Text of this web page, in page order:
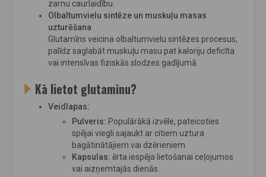
zarnu caurlaidību.
Olbaltumvielu sintēze un muskuļu masas
uzturēšana
Glutamīns veicina olbaltumvielu sintēzes procesus,
palīdz saglabāt muskuļu masu pat kaloriju deficīta
vai intensīvas fiziskās slodzes gadījumā.
Kā lietot glutamīnu?
Veidlapas:
Pulveris: Populārākā izvēle, pateicoties
spējai viegli sajaukt ar citiem uztura
bagātinātājiem vai dzērieniem.
Kapsulas: ērta iespēja lietošanai ceļojumos
vai aizņemtajās dienās.